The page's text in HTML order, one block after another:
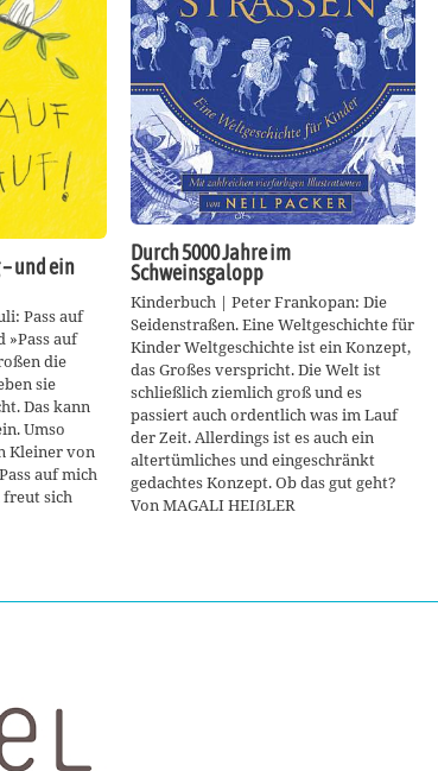
und ein
Pass auf
»Pass auf
die
sie
Das kann
Umso
Kleiner von
auf mich
freut sich
Durch 5000 Jahre im
Schweinsgalopp
Kinderbuch | Peter Frankopan: Die
Seidenstraßen. Eine Weltgeschichte für
Kinder Weltgeschichte ist ein Konzept,
das Großes verspricht. Die Welt ist
schließlich ziemlich groß und es
passiert auch ordentlich was im Lauf
der Zeit. Allerdings ist es auch ein
altertümliches und eingeschränkt
gedachtes Konzept. Ob das gut geht?
Von MAGALI HEIẞLER